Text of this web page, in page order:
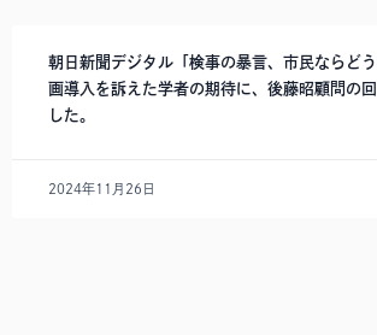
朝日新聞デジタル「検事の暴言、市民ならど
画導入を訴えた学者の期待に、後藤昭顧問の
した。
2024年11月26日